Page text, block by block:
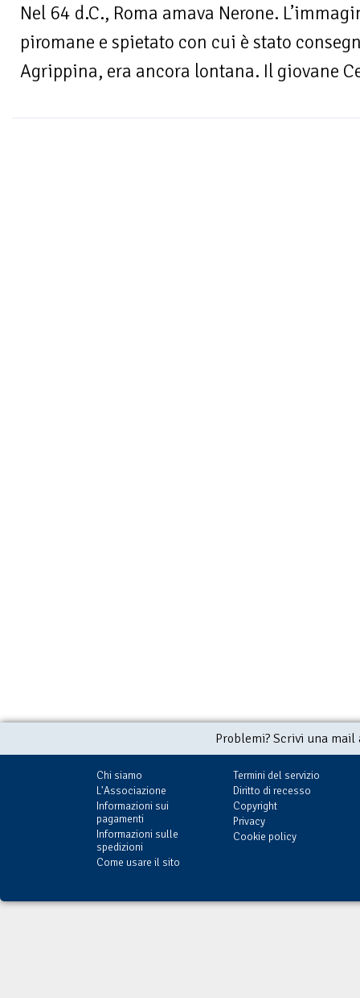
Nel 64 d.C., Roma amava Nerone.
piromane e spietato con cui è stato
Agrippina, era ancora lontana. Il giovane
Problemi? Scrivi una
Chi siamo
L'Associazione
Informazioni sui
pagamenti
Informazioni sulle
spedizioni
Come usare il sito
Termini del servizio
Diritto di recesso
Copyright
Privacy
Cookie policy